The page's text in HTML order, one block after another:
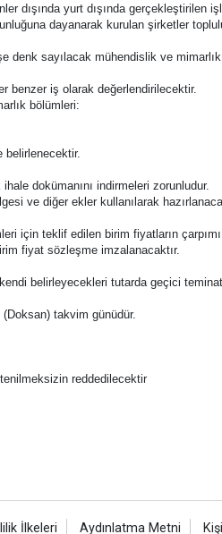
dışında yurt dışında
dayanarak kurulan şirketler
denk sayılacak mühendislik ve
benzer iş olarak değerlendirilecektir.
bölümleri:
belirlenecektir.
dokümanını indirmeleri zorunludur.
ve diğer ekler kullanılarak
için teklif edilen birim fiyatların
fiyat sözleşme imzalanacaktır.
belirleyecekleri tutarda geçici
takvim günüdür.
reddedilecektir
İlkeleri Aydınlatma Metni